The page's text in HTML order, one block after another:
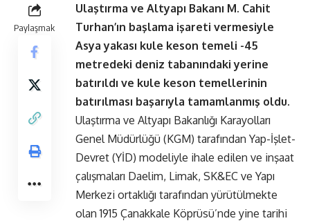
Paylaşmak
Ulaştırma ve Altyapı Bakanı M. Cahit
Turhan’ın başlama işareti vermesiyle
Asya yakası kule keson temeli -45
metredeki deniz tabanındaki yerine
batırıldı ve kule keson temellerinin
batırılması başarıyla tamamlanmış oldu.
Ulaştırma ve Altyapı Bakanlığı Karayolları
Genel Müdürlüğü (KGM) tarafından Yap-İşlet-
Devret (YİD) modeliyle ihale edilen ve inşaat
çalışmaları Daelim, Limak, SK&EC ve Yapı
Merkezi ortaklığı tarafından yürütülmekte
olan 1915 Çanakkale Köprüsü’nde yine tarihi